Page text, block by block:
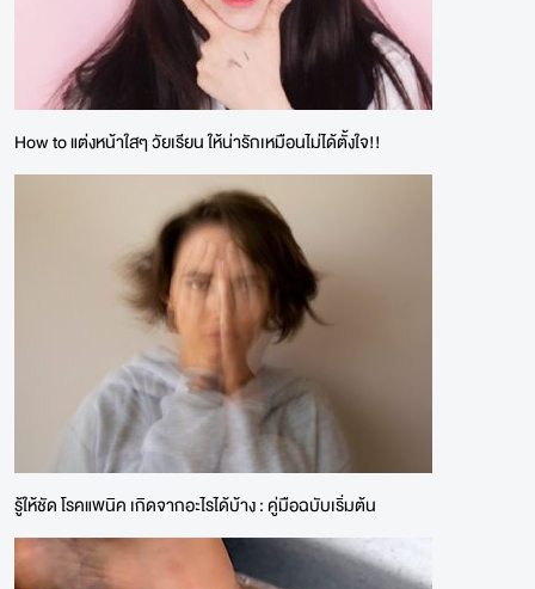
How to แต่งหน้าใสๆ วัยเรียน ให้น่ารักเหมือนไม่ได้ตั้งใจ!!
รู้ให้ชัด โรคแพนิค เกิดจากอะไรได้บ้าง : คู่มือฉบับเริ่มต้น